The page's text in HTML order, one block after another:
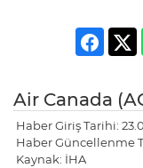
Air Canada
Haber Giriş Tarihi:
Haber Güncellenme
Kaynak: İHA